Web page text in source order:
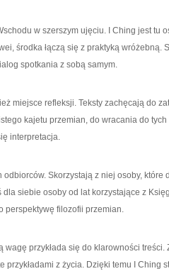
w szerszym ujęciu. I Ching jest tu
środka łączą się z praktyką wróżebną.
spotkania z sobą samym.
miejsce refleksji. Teksty zachęcają do
kajetu przemian, do wracania do
interpretacja.
Skorzystają z niej osoby, które
siebie osoby od lat korzystające z
perspektywę filozofii przemian.
wagę przykłada się do klarowności
przykładami z życia. Dzięki temu I Ching